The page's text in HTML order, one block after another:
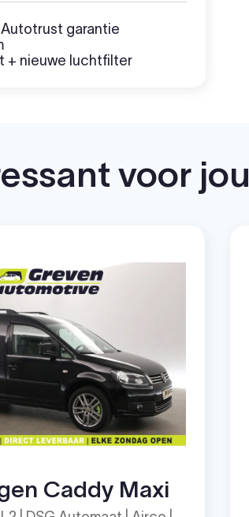
garantie
+ nieuwe luchtfilter
voor jou
Caddy Maxi